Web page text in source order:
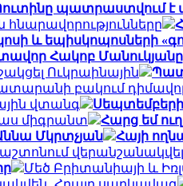
պատրաստվում է
և եպիսկոպոսների
Հակոբ Մանուկյանը
Ուկրաինային
բակում
վտանգ
միգրանտ
Հարց եմ
Մկրտչյան
Հայի
Մեծ Բրիտանիայի և